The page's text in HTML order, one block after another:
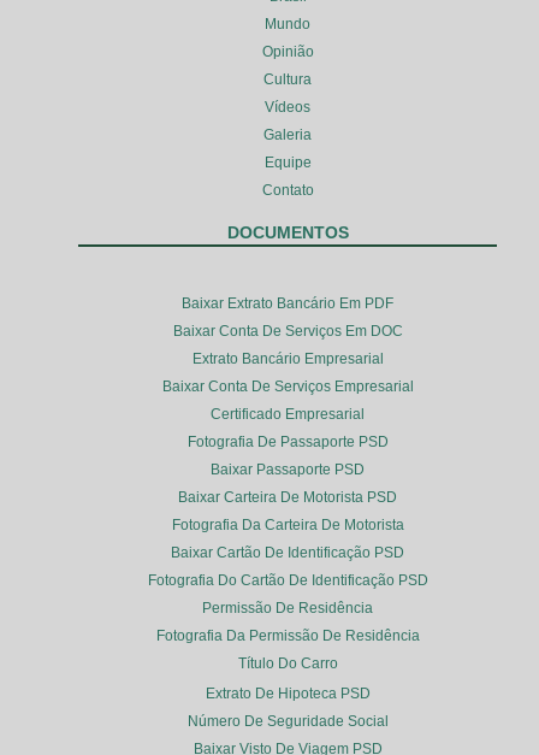
Mundo
Opinião
Cultura
Vídeos
Galeria
Equipe
Contato
DOCUMENTOS
Baixar Extrato Bancário Em PDF
Baixar Conta De Serviços Em DOC
Extrato Bancário Empresarial
Baixar Conta De Serviços Empresarial
Certificado Empresarial
Fotografia De Passaporte PSD
Baixar Passaporte PSD
Baixar Carteira De Motorista PSD
Fotografia Da Carteira De Motorista
Baixar Cartão De Identificação PSD
Fotografia Do Cartão De Identificação PSD
Permissão De Residência
Fotografia Da Permissão De Residência
Título Do Carro
Extrato De Hipoteca PSD
Número De Seguridade Social
Baixar Visto De Viagem PSD